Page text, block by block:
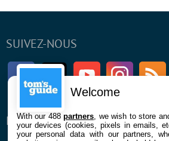
SUIVEZ-NOUS
FacebookTwitter Youtube
ENTREPRISE À
Welcome
With our 488partners , we wish to store
your devices (cookies, pixels in emails,
your personal data with our partners,